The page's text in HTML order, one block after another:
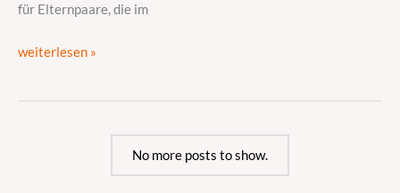
für Elternpaare, die im
weiterlesen »
No more posts to show.